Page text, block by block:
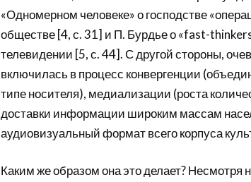
«Одномерном человеке» о господстве
обществе [4, с. 31] и П. Бурдье о «fast-
телевидении [5, с. 44]. С другой стороны,
включилась в процесс конвергенции
типе носителя), медиализации (роста
доставки информации широким массам
аудиовизуальный формат всего корпуса
Каким же образом она это делает? Несмотря